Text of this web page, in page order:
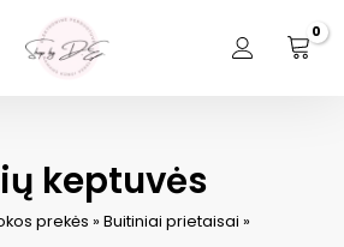
keptuvės
prekės » Buitiniai prietaisai »